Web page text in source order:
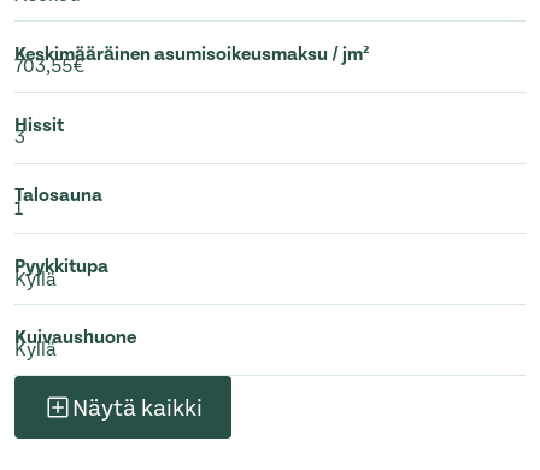
Keskimääräinen asumisoikeusmaksu / jm²
703,55€
Hissit
3
Talosauna
1
Pyykkitupa
Kyllä
Kuivaushuone
Kyllä
Näytä kaikki